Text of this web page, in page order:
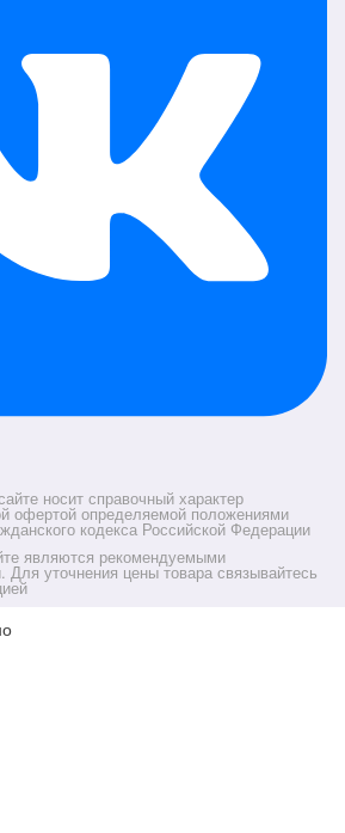
носит справочный характер
офертой определяемой положениями
кодекса Российской Федерации
являются рекомендуемыми
Для уточнения цены товара связывайтесь